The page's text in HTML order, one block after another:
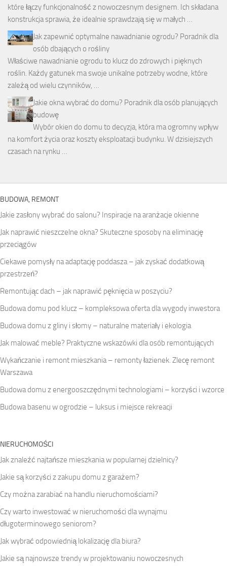
które łączy funkcjonalność z nowoczesnym designem. Ich składana
konstrukcja sprawia, że idealnie sprawdzają się w małych …
Jak zapewnić optymalne nawadnianie ogrodu? Poradnik dla
osób dbających o rośliny
Właściwe nawadnianie ogrodu to klucz do zdrowych i pięknych
roślin. Każdy gatunek ma swoje unikalne potrzeby wodne, które
zależą od wielu czynników, …
Jakie okna wybrać do domu? Poradnik dla osób planujących
budowę
Wybór okien do domu to decyzja, która ma ogromny wpływ
na komfort życia oraz koszty eksploatacji budynku. W dzisiejszych
czasach na rynku …
BUDOWA, REMONT
Jakie zasłony wybrać do salonu? Inspiracje na aranżacje okienne
Jak naprawić nieszczelne okna? Skuteczne sposoby na eliminację
przeciągów
Ciekawe pomysły na adaptację poddasza – jak zyskać dodatkową
przestrzeń?
Remontując dach – jak naprawić pęknięcia w poszyciu?
Budowa domu pod klucz – kompleksowa oferta dla wygody inwestora
Budowa domu z gliny i słomy – naturalne materiały i ekologia
Jak malować meble? Praktyczne wskazówki dla osób remontujących
Wykańczanie i remont mieszkania – remonty łazienek. Zlecę remont
Warszawa
Budowa domu z energooszczędnymi technologiami – korzyści i wzorce
Budowa basenu w ogrodzie – luksus i miejsce rekreacji
NIERUCHOMOŚCI
Jak znaleźć najtańsze mieszkania w popularnej dzielnicy?
Jakie są korzyści z zakupu domu z garażem?
Czy można zarabiać na handlu nieruchomościami?
Czy warto inwestować w nieruchomości dla wynajmu
długoterminowego seniorom?
Jak wybrać odpowiednią lokalizację dla biura?
Jakie są najnowsze trendy w projektowaniu nowoczesnych